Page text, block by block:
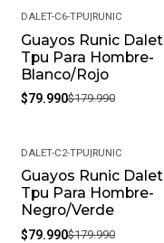
-56%
DALET-C6-TPU|RUNIC
Guayos Runic Dalet
Tpu Para Hombre-
Blanco/Rojo
$79.990$179.990
-56%
DALET-C2-TPU|RUNIC
Guayos Runic Dalet
Tpu Para Hombre-
Negro/Verde
$79.990$179.990